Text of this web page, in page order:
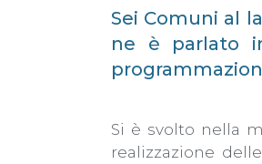
Sei Comuni al
ne è parlato
Si è svolto nella
realizzazione